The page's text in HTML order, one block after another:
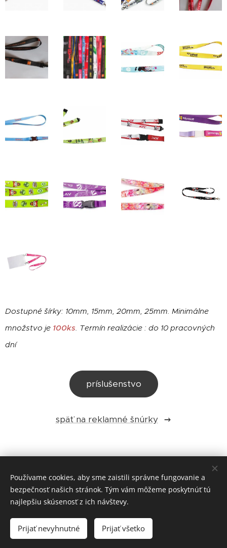
Dostupné šírky: 10mm, 15mm, 20mm, 25mm. Minimálne
množstvo je 100ks Termín realizácie : do 10 pracovných
dní
príslušenstvo
späť na reklamné šnúrky
reksport s.r.o., Potočná 40, 080 06 Prešov
Cookies
Používame cookies, aby sme zaistili správne fungovanie a
bezpečnosť našich stránok. Tým vám môžeme poskytnúť tú
najlepšiu skúsenosť z ich návštevy.
Prijať nevyhnutné Prijať všetko